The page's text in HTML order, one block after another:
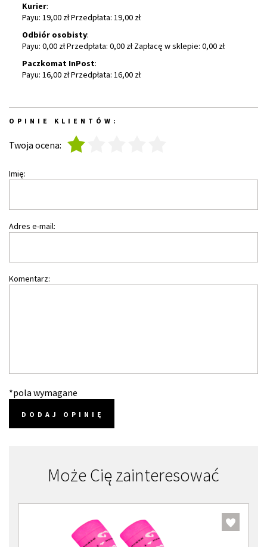
Kurier:
Payu: 19,00 zł Przedpłata: 19,00 zł
Odbiór osobisty:
Payu: 0,00 zł Przedpłata: 0,00 zł Zapłacę w sklepie: 0,00 zł
Paczkomat InPost:
Payu: 16,00 zł Przedpłata: 16,00 zł
OPINIE KLIENTÓW:
Twoja ocena:
Imię:
Adres e-mail:
Komentarz:
*pola wymagane
DODAJ OPINIĘ
Może Cię zainteresować